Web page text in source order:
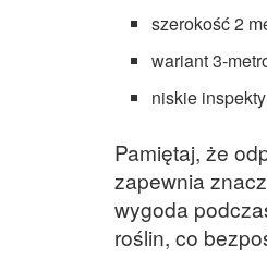
szerokość 2
wariant 3-
niskie
Pamiętaj, że
zapewnia
wygoda
roślin, co